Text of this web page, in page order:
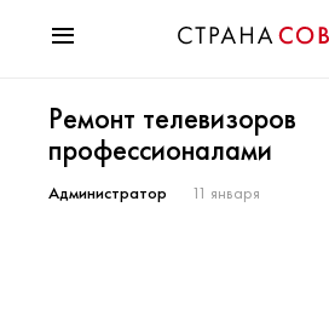
Мода
Звезды
Гороскопы
Ремонт телевизоров
профессионалами
Администратор 11 января